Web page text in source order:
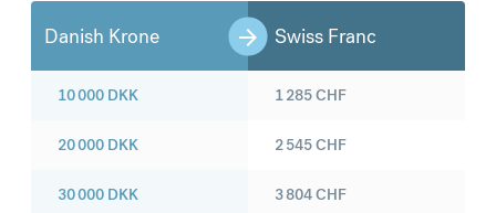
Danish Krone Swiss Franc
10 000 DKK
20 000 DKK
30 000 DKK
1 285CHF
2 545CHF
3 804CHF